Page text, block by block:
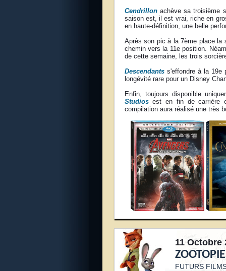
Cendrillonachève sa troisième
saison est, il est vrai, riche en
en haute-définition, une belle
Après son pic à la 7ème place la
chemin vers la 11e position.
de cette semaine, les trois
Descendantss'effondre à la 19e
longévité rare pour un Disney
Enfin, toujours disponible
Studiosest en fin de carrière
compilation aura réalisé une très
11 Octobre
FUTURS